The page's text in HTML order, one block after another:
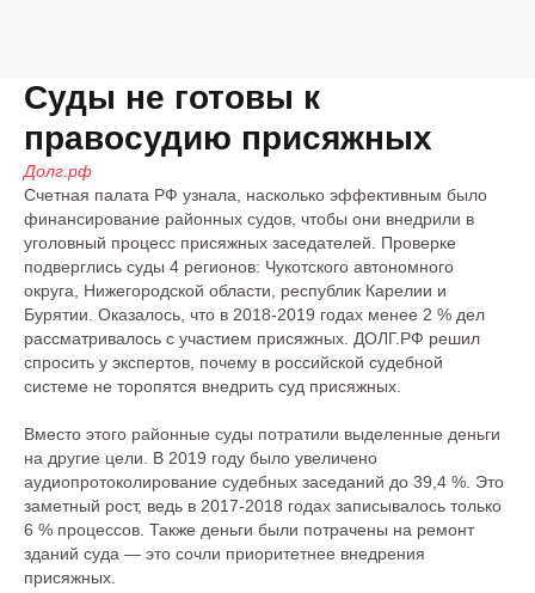
Суды не готовы к
правосудию присяжных
Долг.рф
Счетная палата РФ узнала, насколько эффективным было
финансирование районных судов, чтобы они внедрили в
уголовный процесс присяжных заседателей. Проверке
подверглись суды 4 регионов: Чукотского автономного
округа, Нижегородской области, республик Карелии и
Бурятии. Оказалось, что в 2018-2019 годах менее 2 % дел
рассматривалось с участием присяжных. ДОЛГ.РФ решил
спросить у экспертов, почему в российской судебной
системе не торопятся внедрить суд присяжных.
Вместо этого районные суды потратили выделенные деньги
на другие цели. В 2019 году было увеличено
аудиопротоколирование судебных заседаний до 39,4 %. Это
заметный рост, ведь в 2017-2018 годах записывалось только
6 % процессов. Также деньги были потрачены на ремонт
зданий суда — это сочли приоритетнее внедрения
присяжных.